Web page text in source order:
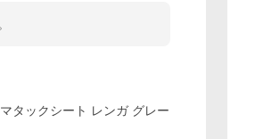
タックシート レンガ グレー